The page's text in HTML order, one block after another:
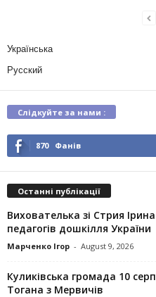
Українська
Русский
Слідкуйте за нами :
870 Фанів
Останні публікації
Вихователька зі Стрия
педагогів дошкілля України
Марченко Ігор - August 9, 2026
Куликівська громада 10
Тогана з Мервичів